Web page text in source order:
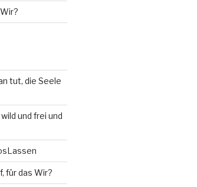
tut, die Seele
und frei und
für das Wir?